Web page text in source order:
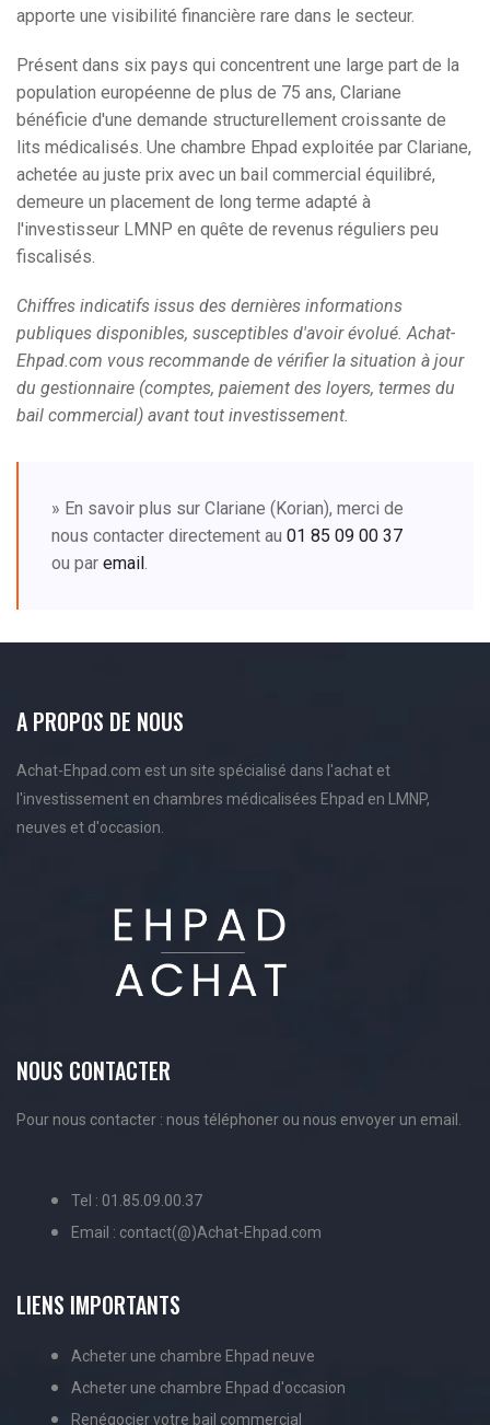
apporte une visibilité financière rare dans le secteur.
Présent dans six pays qui concentrent une large part de la
population européenne de plus de 75 ans, Clariane
bénéficie d'une demande structurellement croissante de
lits médicalisés. Une chambre Ehpad exploitée par Clariane,
achetée au juste prix avec un bail commercial équilibré,
demeure un placement de long terme adapté à
l'investisseur LMNP en quête de revenus réguliers peu
fiscalisés.
Chiffres indicatifs issus des dernières informations
publiques disponibles, susceptibles d'avoir évolué. Achat-
Ehpad.com vous recommande de vérifier la situation à jour
du gestionnaire (comptes, paiement des loyers, termes du
bail commercial) avant tout investissement.
» En savoir plus sur Clariane (Korian), merci de
nous contacter directement au 01 85 09 00 37
ou par email
A PROPOS DE NOUS
Achat-Ehpad.com est un site spécialisé dans l'achat et
l'investissement en chambres médicalisées Ehpad en LMNP,
neuves et d'occasion.
NOUS CONTACTER
Pour nous contacter : nous téléphoner ou nous envoyer un email.
Tel : 01.85.09.00.37
Email : contact(@)Achat-Ehpad.com
LIENS IMPORTANTS
Acheter une chambre Ehpad neuve
Acheter une chambre Ehpad d'occasion
Renégocier votre bail commercial